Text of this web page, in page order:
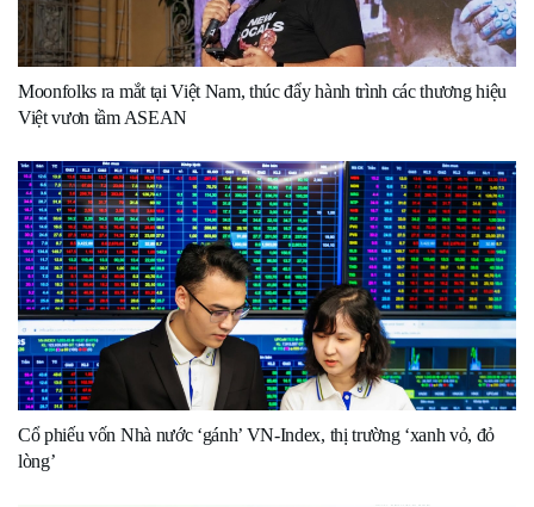
Moonfolks ra mắt tại Việt Nam, thúc đẩy hành trình các thương hiệu
Việt vươn tầm ASEAN
Cổ phiếu vốn Nhà nước ‘gánh’ VN-Index, thị trường ‘xanh vỏ, đỏ
lòng’